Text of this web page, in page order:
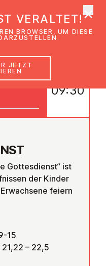
Gottesdienst“ ist
der Kinder
feiern
15
– 22,5
09:30
VERALTET!
BROWSER, UM DIESE
JETZT
×